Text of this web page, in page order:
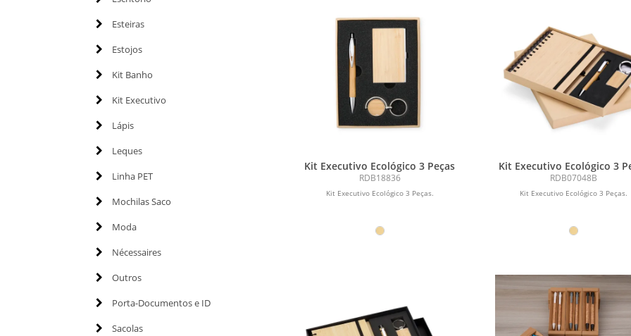
Esteiras
Estojos
Kit Banho
Kit Executivo
Lápis
Leques
Linha PET
Mochilas Saco
Moda
Nécessaires
Outros
Porta-Documentos e ID
Sacolas
Kit Executivo Ecológico 3 Peças
RDB18836
Kit Executivo Ecológico 3 Peças.
Kit Executivo Ecológico 3
RDB07048B
Kit Executivo Ecológico 3 Peças.